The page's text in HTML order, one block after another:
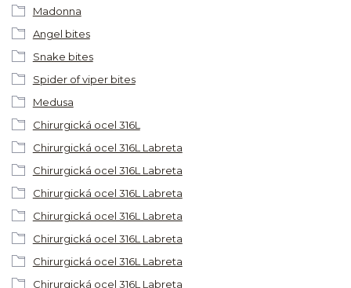
Madonna
Angel bites
Snake bites
Spider of viper bites
Medusa
Chirurgická ocel 316L
Chirurgická ocel 316L Labreta
Chirurgická ocel 316L Labreta
Chirurgická ocel 316L Labreta
Chirurgická ocel 316L Labreta
Chirurgická ocel 316L Labreta
Chirurgická ocel 316L Labreta
Chirurgická ocel 316L Labreta